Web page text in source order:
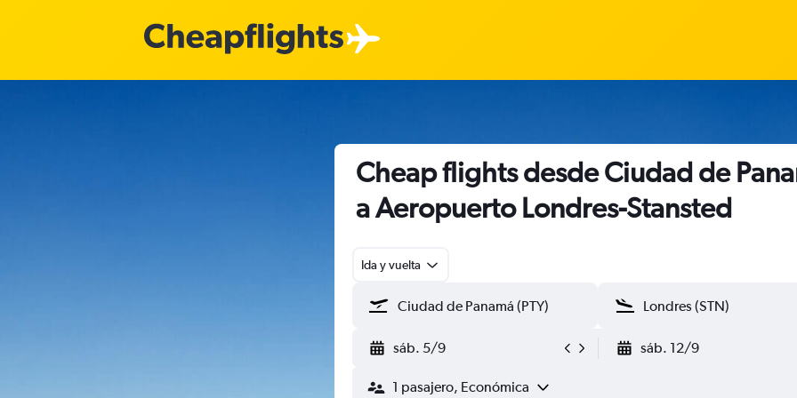
Cheap flights desde Ciudad de
a Aeropuerto Londres-Stansted
Ida y vuelta
sáb. 5/9 sáb. 12/9
1 pasajero, Económica